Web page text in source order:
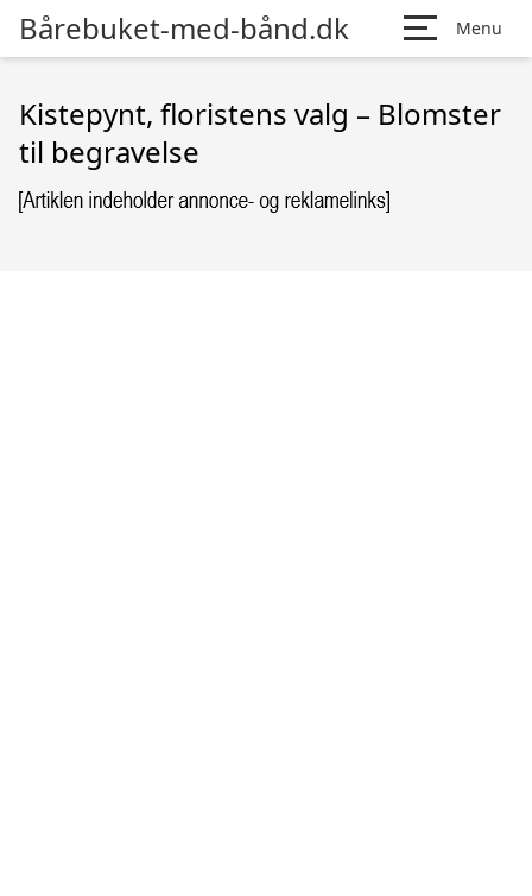
Bårebuket-med-bånd.dk Menu
Kistepynt, floristens valg – Blomster
til begravelse